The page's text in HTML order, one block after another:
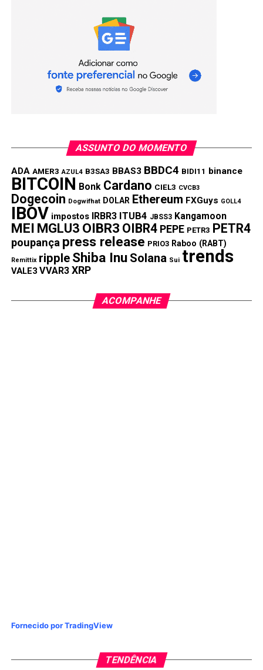
WhatsApp
Twitter
Facebook
Reddit
TÓPICOS RELACIONADOS: BONK
SHIBA INU
Qual moeda vai explodir a seguir? Rival do bonk
Pepe Coin Recebe $5,48 Milhões da Nascent Capital
Antes do Bull Run: Quais Moedas os Investidores
Estão Adquirindo Agora?
ASSUNTO DO MOMENTO
ADA AMER3 AZUL4 B3SA3 BBAS3 BBDC4 BIDI11 binance
BITCOIN Bonk Cardano CIEL3 CVCB3
Dogecoin Dogwifhat DOLAR Ethereum FXGuys GOLL4
IBOV impostos IRBR3 ITUB4 JBSS3 Kangamoon
MEI MGLU3 OIBR3 OIBR4 PEPE PETR3 PETR4
poupança press release PRIO3 Raboo (RABT)
Remittix ripple Shiba Inu Solana Sui trends
VALE3 VVAR3 XRP
ACOMPANHE
Fornecido por TradingView
TENDÊNCIA